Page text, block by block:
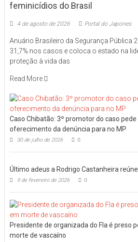
feminicídios do Brasil
4 de agosto de 2026 Portal do Japones
Anuário Brasileiro da Segurança Pública
31,7% nos casos e coloca o estado na
proteção à vida das
Read More
Caso Chibatão: 3º promotor do caso
oferecimento da denúncia para no MP
30 de julho de 2026 0
Último adeus a Rodrigo Castanheira
9 de fevereiro de 2026 0
Presidente de organizada do Fla é preso
morte de vascaíno